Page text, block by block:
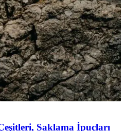
Saklama İpuçları